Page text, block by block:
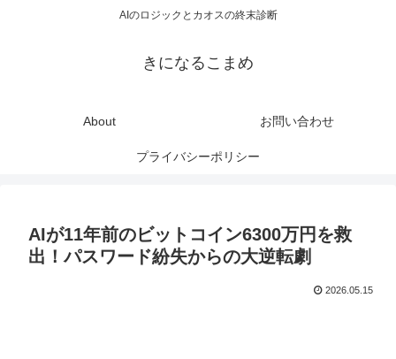
AIのロジックとカオスの終末診断
きになるこまめ
About お問い合わせ
プライバシーポリシー
AIが11年前のビットコイン6300万円を救
出！パスワード紛失からの大逆転劇
2026.05.15